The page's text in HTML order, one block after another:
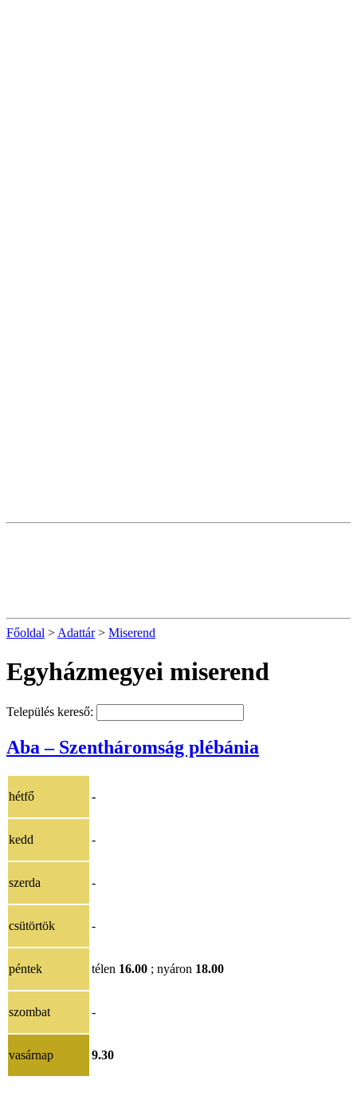
Főoldal > Adattár> Miserend
Egyházmegyei miserend
Település kereső:
Aba – Szentháromság plébánia
hétfő -
kedd -
szerda -
csütörtök -
péntek télen 16.00 ; nyáron 18.00
szombat -
vasárnap 9.30